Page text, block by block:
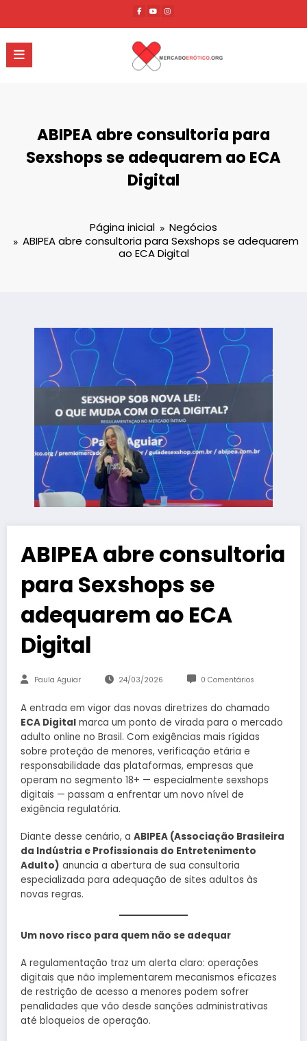
o
conteúdo
ABIPEA abre consultoria para
Sexshops se adequarem ao ECA
Digital
Página inicial
Negócios
ABIPEA abre consultoria para Sexshops se adequarem
ao ECA Digital
ABIPEA abre consultoria
para Sexshops se
adequarem ao ECA
Digital
Paula Aguiar 24/03/2026 0 Comentários
A entrada em vigor das novas diretrizes do chamado
ECA Digital marca um ponto de virada para o mercado
adulto online no Brasil. Com exigências mais rígidas
sobre proteção de menores, verificação etária e
responsabilidade das plataformas, empresas que
operam no segmento 18+ — especialmente sexshops
digitais — passam a enfrentar um novo nível de
exigência regulatória.
Diante desse cenário, a ABIPEA (Associação Brasileira
da Indústria e Profissionais do Entretenimento
Adulto) anuncia a abertura de sua consultoria
especializada para adequação de sites adultos às
novas regras.
Um novo risco para quem não se adequar
A regulamentação traz um alerta claro: operações
digitais que não implementarem mecanismos eficazes
de restrição de acesso a menores podem sofrer
penalidades que vão desde sanções administrativas
até bloqueios de operação.